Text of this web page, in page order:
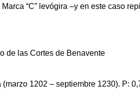
Marca “C” levógira –y en este caso
(marzo 1202 – septiembre 1230). P: